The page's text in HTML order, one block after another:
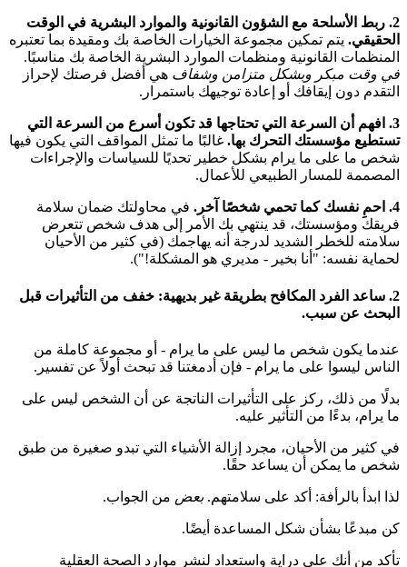
2. ربط الأسلحة مع الشؤون القانونية والموارد البشرية في الوقت
الحقيقي. يتم تمكين مجموعة الخيارات الخاصة بك ومقيدة بما تعتبره
المنظمات القانونية ومنظمات الموارد البشرية الخاصة بك مناسبًا.
في وقت مبكر وبشكل متزامن وشفاف هي أفضل فرصتك لإحراز
التقدم دون إيقافك أو إعادة توجيهك باستمرار.
3. افهم أن السرعة التي تحتاجها قد تكون أسرع من السرعة التي
تستطيع مؤسستك التحرك بها. غالبًا ما تمثل المواقف التي يكون فيها
شخص ما على ما يرام بشكل خطير تحديًا للسياسات والإجراءات
المصممة للمسار الطبيعي للأعمال.
4. احمِ نفسك كما تحمي شخصًا آخر.
في محاولتك ضمان سلامة
فريقك ومؤسستك، قد ينتهي بك الأمر إلى هدف شخص تتعرض
سلامته للخطر الشديد لدرجة أنه يهاجمك (في كثير من الأحيان
لحماية نفسه: "أنا بخير - مديري هو المشكلة!").
2. ساعد الفرد المكافح بطريقة غير بديهية: خفف من التأثيرات قبل
البحث عن سبب.
عندما يكون شخص ما ليس على ما يرام - أو مجموعة كاملة من
الناس ليسوا على ما يرام - فإن أدمغتنا قد تبحث أولاً عن تفسير.
بدلًا من ذلك، ركز على التأثيرات الناتجة عن أن الشخص ليس على
ما يرام، بدءًا من التأثير عليه.
في كثير من الأحيان، مجرد إزالة الأشياء التي تبدو صغيرة من طبق
شخص ما يمكن أن يساعد حقًا.
لذا ابدأ بالرأفة: أكد على سلامتهم.بعض من الجواب.
كن مبدعًا بشأن شكل المساعدة أيضًا.
تأكد من أنك على دراية واستعداد لنشر موارد الصحة العقلية